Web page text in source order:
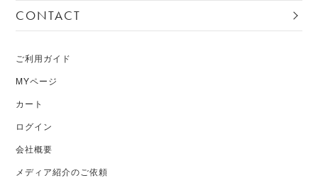
CONTACT
ご利用ガイド
MYページ
カート
ログイン
会社概要
メディア紹介のご依頼